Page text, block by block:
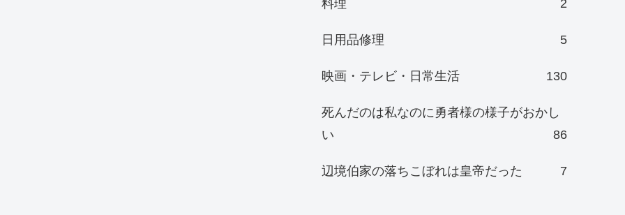
料理 2
日用品修理 5
映画・テレビ・日常生活 130
死んだのは私なのに勇者様の様子がおかし
い
86
辺境伯家の落ちこぼれは皇帝だった 7